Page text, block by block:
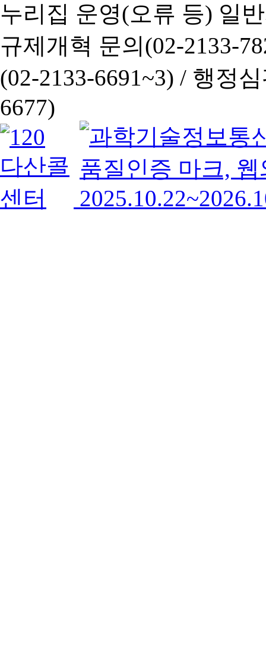
누리집 운영(오류 등) 일
규제개혁 문의(02-2133-
(02-2133-6691~3) / 행정심
6677)